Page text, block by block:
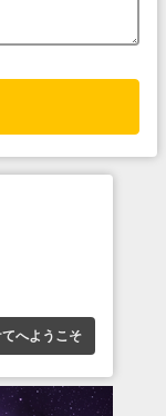
へようこそ